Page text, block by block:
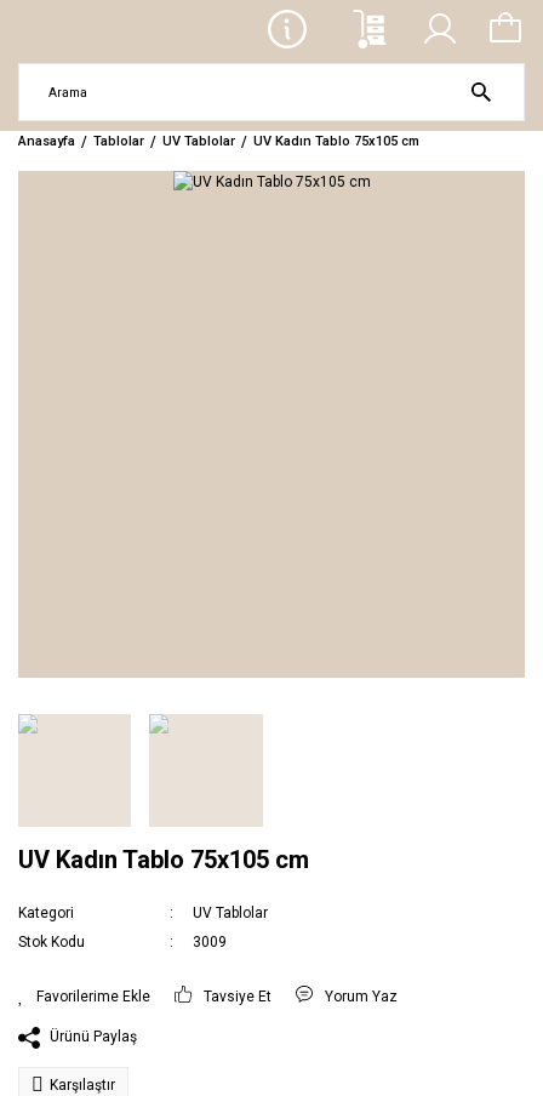
Anasayfa Tablolar UV Tablolar UV Kadın Tablo 75x105 cm
UV Kadın Tablo 75x105 cm
Kategori
UV Tablolar
Stok Kodu
3009
Tavsiye Et Yorum Yaz
Ürünü Paylaş
Karşılaştır